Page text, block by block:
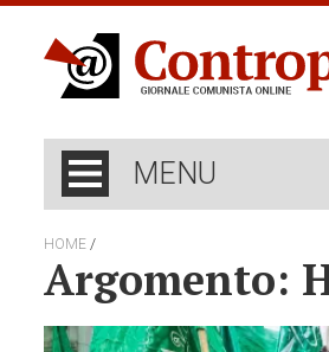
MENU
HOME /
Argomento: